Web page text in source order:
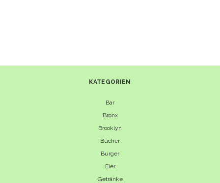
KATEGORIEN
Bar
Bronx
Brooklyn
Bücher
Burger
Eier
Getränke